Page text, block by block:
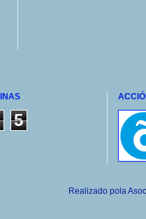
5
Realizado pola